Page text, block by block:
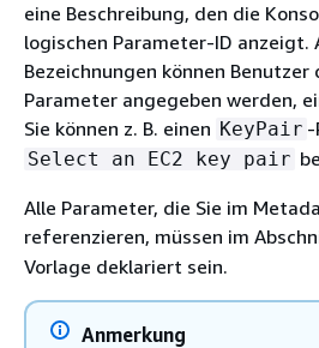
eine Beschreibung, den die
logischen Parameter-ID anzeigt.
Bezeichnungen können
Parameter angegeben werden,
Sie können z. B. einen KeyPair -
Select an EC2 key pair
Alle Parameter, die Sie im
referenzieren, müssen im
Vorlage deklariert sein.
Anmerkung